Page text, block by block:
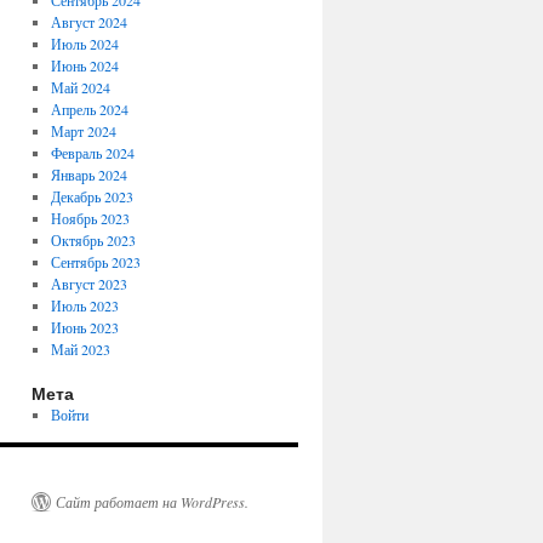
Август 2024
Июль 2024
Июнь 2024
Май 2024
Апрель 2024
Март 2024
Февраль 2024
Январь 2024
Декабрь 2023
Ноябрь 2023
Октябрь 2023
Сентябрь 2023
Август 2023
Июль 2023
Июнь 2023
Май 2023
Мета
Войти
Сайт работает на WordPress.